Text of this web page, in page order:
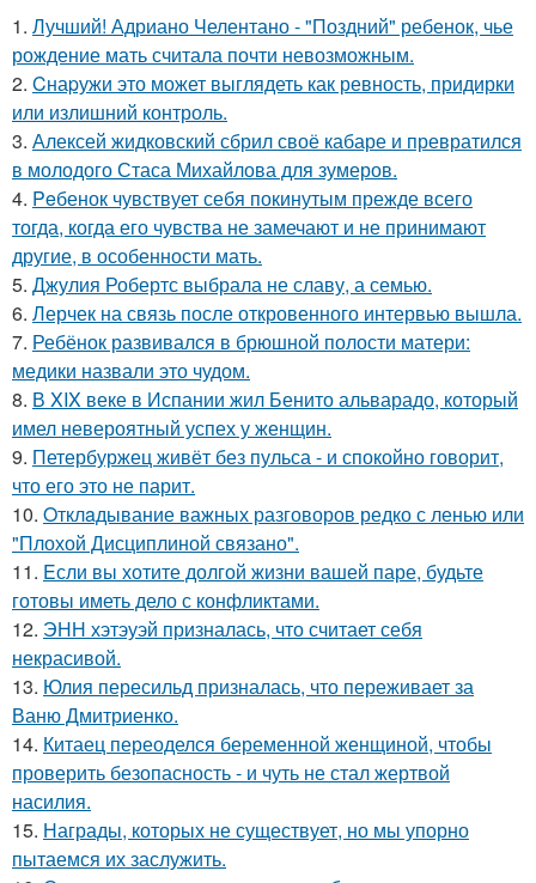
1. Лучший! Адриано Челентано - "Поздний" ребенок, чье
рождение мать считала почти невозможным.
2. Cнаpужи это может выглядеть как ревность, придирки
или излишний контроль.
3. Алексей жидковский сбрил своё кабаре и превратился
в молодого Стаса Михайлова для зумеров.
4. Peбенок чувствует себя покинутым прежде всего
тогда, когда его чувства не замечают и не принимают
другие, в особенности мать.
5. Джулия Робертс выбрала не славу, а семью.
6. Лерчек на связь после откровенного интервью вышла.
7. Ребёнок развивался в брюшной полости матери:
медики назвали это чудом.
8. В XIX веке в Испании жил Бенито альварадо, который
имел невероятный успех у женщин.
9. Петербуржец живёт без пульса - и спокойно говорит,
что его это не парит.
10. Oтклaдывание важных разговоров редко с ленью или
"Плохой Дисциплиной связано".
11. Eсли вы хотите долгой жизни вашей паре, будьте
готовы иметь дело с конфликтами.
12. ЭНН хэтэуэй призналась, что считает себя
некрасивой.
13. Юлия пересильд призналась, что переживает за
Ваню Дмитриенко.
14. Китаец переоделся беременной женщиной, чтобы
проверить безопасность - и чуть не стал жертвой
насилия.
15. Награды, которых не существует, но мы упорно
пытаемся их заслужить.